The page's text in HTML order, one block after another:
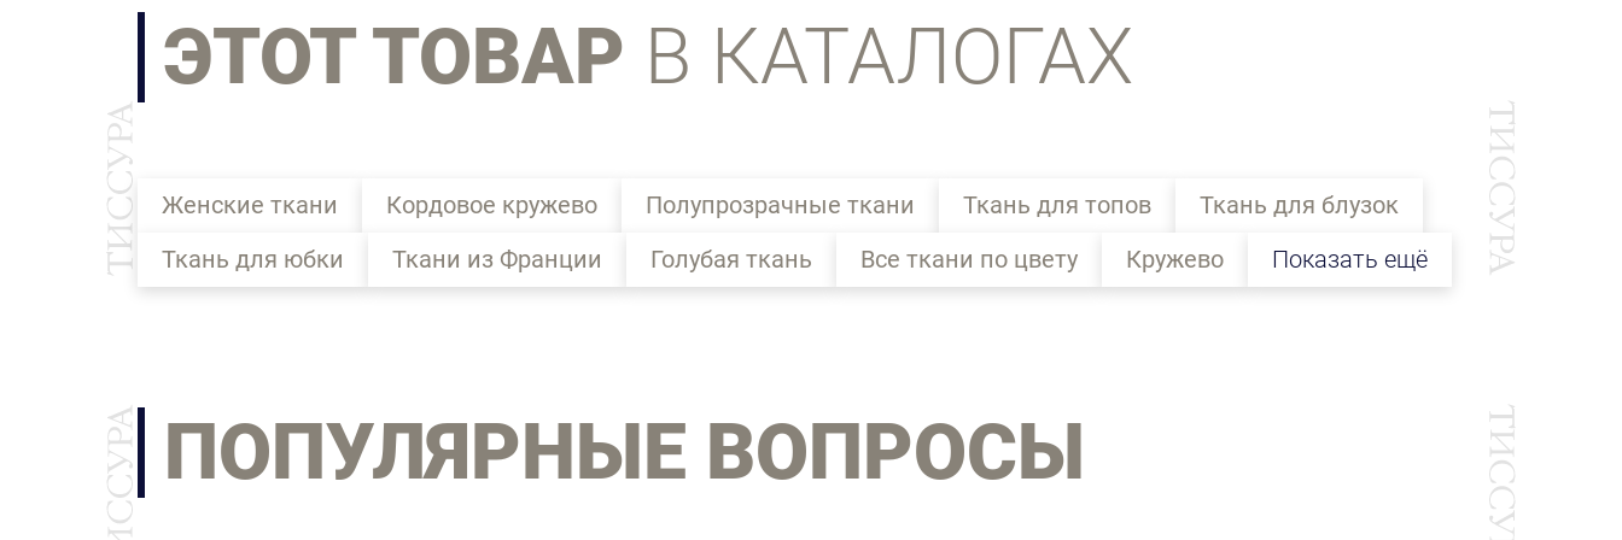
ЭТОТ ТОВАР В КАТАЛОГАХ
Женские ткани Кордовое кружево Полупрозрачные ткани Ткань для топов
Ткань для блузок
Ткань для юбки
Ткани из Франции Голубая ткань Все ткани по цвету Кружево Показать ещё
ПОПУЛЯРНЫЕ ВОПРОСЫ